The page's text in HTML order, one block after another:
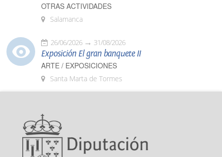
OTRAS ACTIVIDADES
Salamanca
26/06/2026 31/08/2026
Exposición El gran banquete II
ARTE / EXPOSICIONES
Santa Marta de Tormes